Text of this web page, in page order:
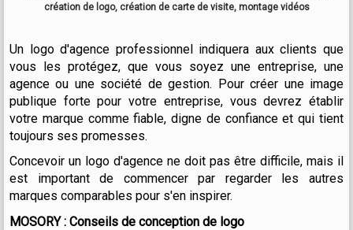
création de logo, création de carte de visite, montage vidéos
Un logo d'agence professionnel indiquera aux clients que
vous les protégez, que vous soyez une entreprise, une
agence ou une société de gestion. Pour créer une image
publique forte pour votre entreprise, vous devrez établir
votre marque comme fiable, digne de confiance et qui tient
toujours ses promesses.
Concevoir un logo d'agence ne doit pas être difficile, mais il
est important de commencer par regarder les autres
marques comparables pour s'en inspirer.
MOSORY : Conseils de conception de logo